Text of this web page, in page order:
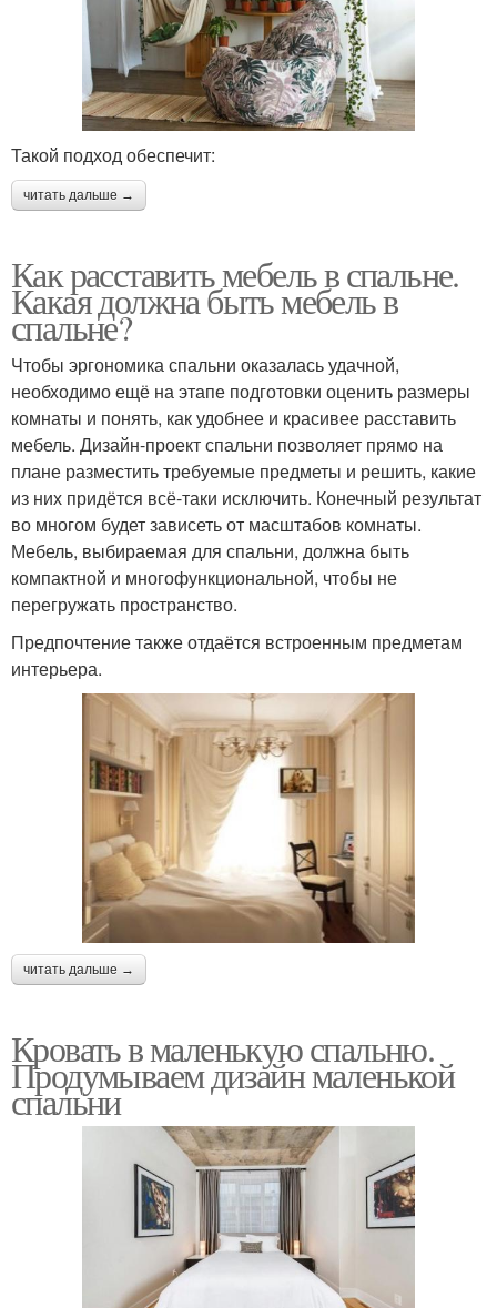
Такой подход обеспечит:
читать дальше →
Как расставить мебель в спальне.
Какая должна быть мебель в
спальне?
Чтобы эргономика спальни оказалась удачной,
необходимо ещё на этапе подготовки оценить размеры
комнаты и понять, как удобнее и красивее расставить
мебель. Дизайн-проект спальни позволяет прямо на
плане разместить требуемые предметы и решить, какие
из них придётся всё-таки исключить. Конечный результат
во многом будет зависеть от масштабов комнаты.
Мебель, выбираемая для спальни, должна быть
компактной и многофункциональной, чтобы не
перегружать пространство.
Предпочтение также отдаётся встроенным предметам
интерьера.
читать дальше →
Кровать в маленькую спальню.
Продумываем дизайн маленькой
спальни